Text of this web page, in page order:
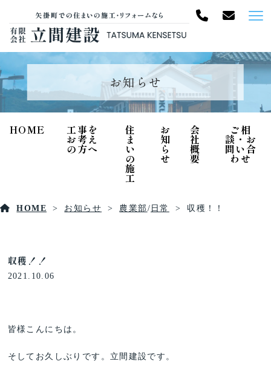
お知らせ
HOME 工事を
お考え
の方へ
住
ま
い
の
施
工
お
知
ら
せ
会
社
概
要
ご相
談・お
問い合
わせ
HOME お知らせ 農業部/ 日常 収穫！！
収穫！！
2021.10.06
皆様こんにちは。
そしてお久しぶりです。立間建設です。